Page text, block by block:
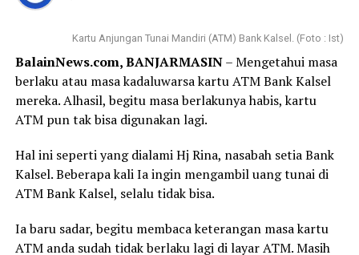
Martapura.
Kemudian juga dapat di akses melalui, KCPS Pelaihari,
KCPS Barabai, KCPS Amuntai, KCPS Paringin, KCPS
Batulicin, KCPS Rantau dan KCPS Tanjung.
Manajemen Bank Kalsel menyampaikan, sagi masyarakat
menabung demi ibadah haji, momen Milad ke-22 Bank
Kalsel Syariah ini menjadi kesempatan yang sangat
tepat untuk segera memulai langkah awal yang berkah
Untuk informasi lebih lanjut mengenai detail produk
Kartu Anjungan Tunai Mandiri (ATM) Bank Kalsel. (Foto : Ist)
BalainNews.com, BANJARMASIN– Mengetahui masa
berlaku atau masa kadaluwarsa kartu ATM Bank Kalsel
mereka. Alhasil, begitu masa berlakunya habis, kartu
ATM pun tak bisa digunakan lagi.
Hal ini seperti yang dialami Hj Rina, nasabah setia Bank
Kalsel. Beberapa kali Ia ingin mengambil uang tunai di
ATM Bank Kalsel, selalu tidak bisa.
Ia baru sadar, begitu membaca keterangan masa kartu
ATM anda sudah tidak berlaku lagi di layar ATM. Masih